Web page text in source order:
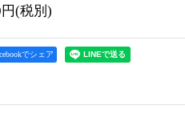
円(税別)
でシェア